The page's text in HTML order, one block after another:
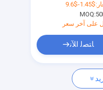
مكعبة فضفاضة
$1.45-$9.6
MOQ:
على آخر سعر
ﺎﺘﺼﻟ ﺍﻶﻧ